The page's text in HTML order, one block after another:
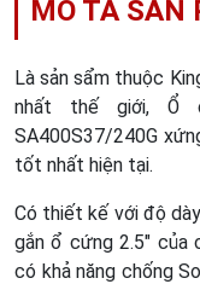
MÔ TẢ SẢN
Là sản sẩm thuộc
nhất thế giới, Ổ
SA400S37/240G
tốt nhất hiện tại.
Có thiết kế với độ
gắn ổ cứng 2.5" của
có khả năng chống